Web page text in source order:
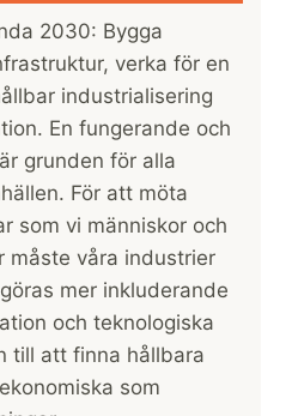
2030: Bygga
verka för en
industrialisering
En fungerande och
grunden för alla
För att möta
som vi människor och
måste våra industrier
mer inkluderande
och teknologiska
till att finna hållbara
som